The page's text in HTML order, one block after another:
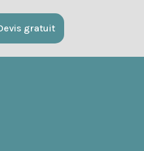
gratuit